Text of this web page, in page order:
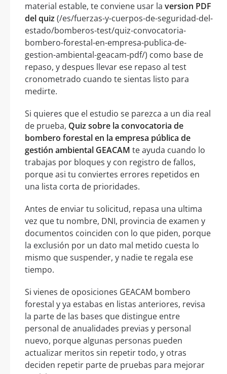
material estable, te conviene usar la version PDF
del quiz (/es/fuerzas-y-cuerpos-de-seguridad-del-
estado/bomberos-test/quiz-convocatoria-
bombero-forestal-en-empresa-publica-de-
gestion-ambiental-geacam-pdf/) como base de
repaso, y despues llevar ese repaso al test
cronometrado cuando te sientas listo para
medirte.
Si quieres que el estudio se parezca a un dia real
de prueba, Quiz sobre la convocatoria de
bombero forestal en la empresa pública de
gestión ambiental GEACAM te ayuda cuando lo
trabajas por bloques y con registro de fallos,
porque asi tu conviertes errores repetidos en
una lista corta de prioridades.
Antes de enviar tu solicitud, repasa una ultima
vez que tu nombre, DNI, provincia de examen y
documentos coinciden con lo que piden, porque
la exclusión por un dato mal metido cuesta lo
mismo que suspender, y nadie te regala ese
tiempo.
Si vienes de oposiciones GEACAM bombero
forestal y ya estabas en listas anteriores, revisa
la parte de las bases que distingue entre
personal de anualidades previas y personal
nuevo, porque algunas personas pueden
actualizar meritos sin repetir todo, y otras
deciden repetir parte de pruebas para mejorar